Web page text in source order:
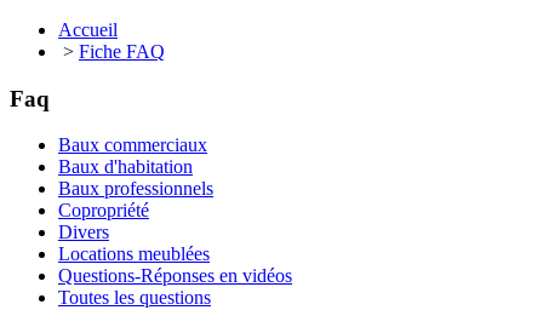
Accueil
> Fiche FAQ
Faq
Baux commerciaux
Baux d'habitation
Baux professionnels
Copropriété
Divers
Locations meublées
Questions-Réponses en vidéos
Toutes les questions